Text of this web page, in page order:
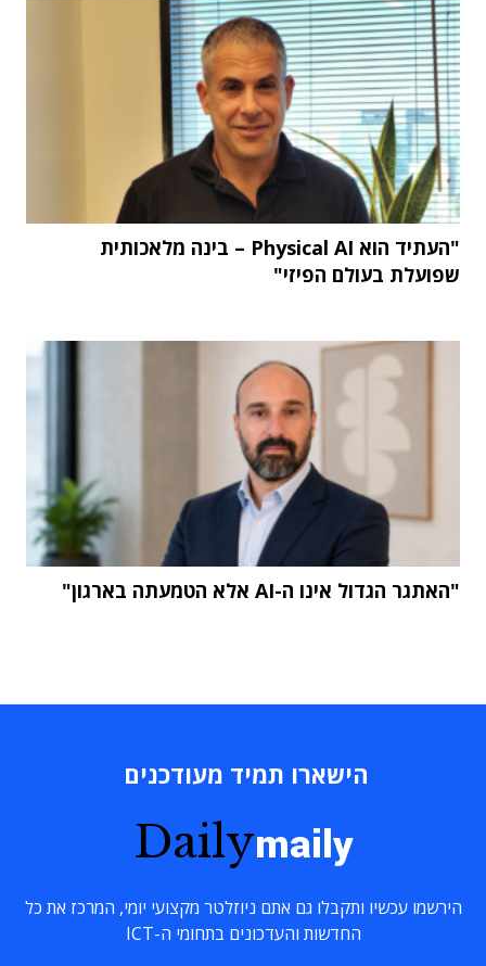
"העתיד הוא Physical AI – בינה מלאכותית
שפועלת בעולם הפיזי"
"האתגר הגדול אינו ה-AI אלא הטמעתה בארגון"
הישארו תמיד מעודכנים
Dailymaily
הירשמו עכשיו ותקבלו גם אתם ניוזלטר מקצועי יומי, המרכז את כל
החדשות והעדכונים בתחומי ה-ICT